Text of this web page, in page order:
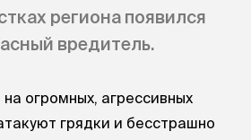
региона появился
вредитель.
огромных, агрессивных
грядки и бесстрашно